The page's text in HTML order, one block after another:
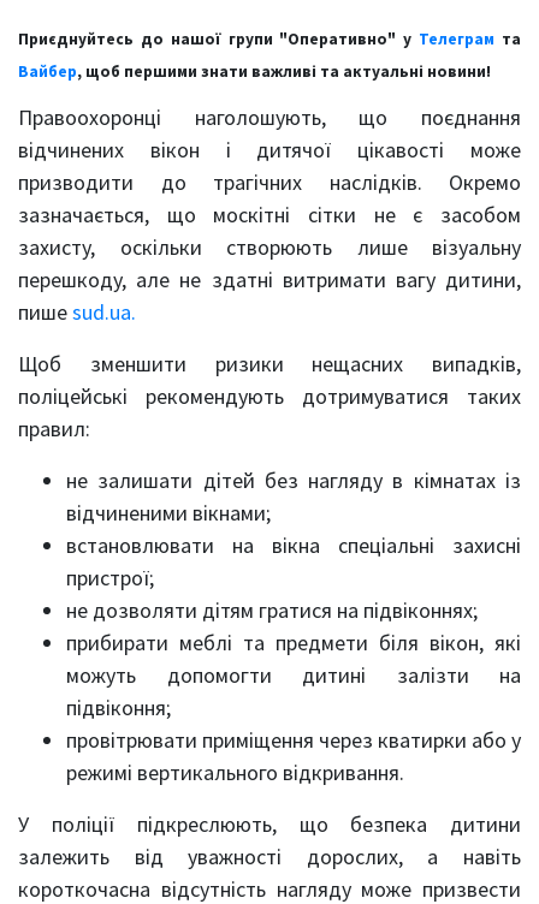
Приєднуйтесь до нашої групи "Оперативно" у Телеграм та
Вайбер, щоб першими знати важливі та актуальні новини!
Правоохоронці наголошують, що поєднання
відчинених вікон і дитячої цікавості може
призводити до трагічних наслідків. Окремо
зазначається, що москітні сітки не є засобом
захисту, оскільки створюють лише візуальну
перешкоду, але не здатні витримати вагу дитини,
пишеsud.ua.
Щоб зменшити ризики нещасних випадків,
поліцейські рекомендують дотримуватися таких
правил:
не залишати дітей без нагляду в кімнатах із
відчиненими вікнами;
встановлювати на вікна спеціальні захисні
пристрої;
не дозволяти дітям гратися на підвіконнях;
прибирати меблі та предмети біля вікон, які
можуть допомогти дитині залізти на
підвіконня;
провітрювати приміщення через кватирки або у
режимі вертикального відкривання.
У поліції підкреслюють, що безпека дитини
залежить від уважності дорослих, а навіть
короткочасна відсутність нагляду може призвести